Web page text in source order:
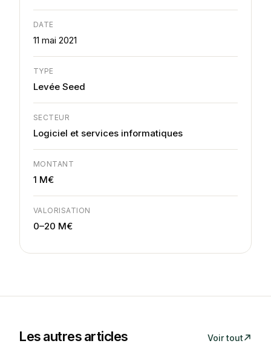
DATE
11 mai 2021
TYPE
Levée Seed
SECTEUR
Logiciel et services informatiques
MONTANT
1 M€
VALORISATION
0–20 M€
Les autres articles Voir tout